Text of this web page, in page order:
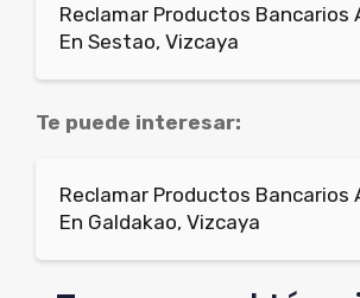
Reclamar Productos Bancarios
En Sestao, Vizcaya
Te puede interesar:
Reclamar Productos Bancarios
En Galdakao, Vizcaya